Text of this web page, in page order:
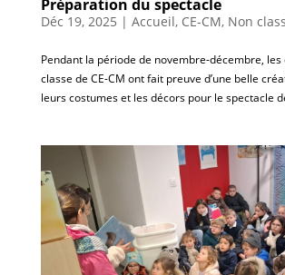
Préparation du spectacle
Déc 19, 2025 | Accueil, CE-CM, Non
Pendant la période de novembre-décembre, les
classe de CE-CM ont fait preuve d’une belle
leurs costumes et les décors pour le spectacle